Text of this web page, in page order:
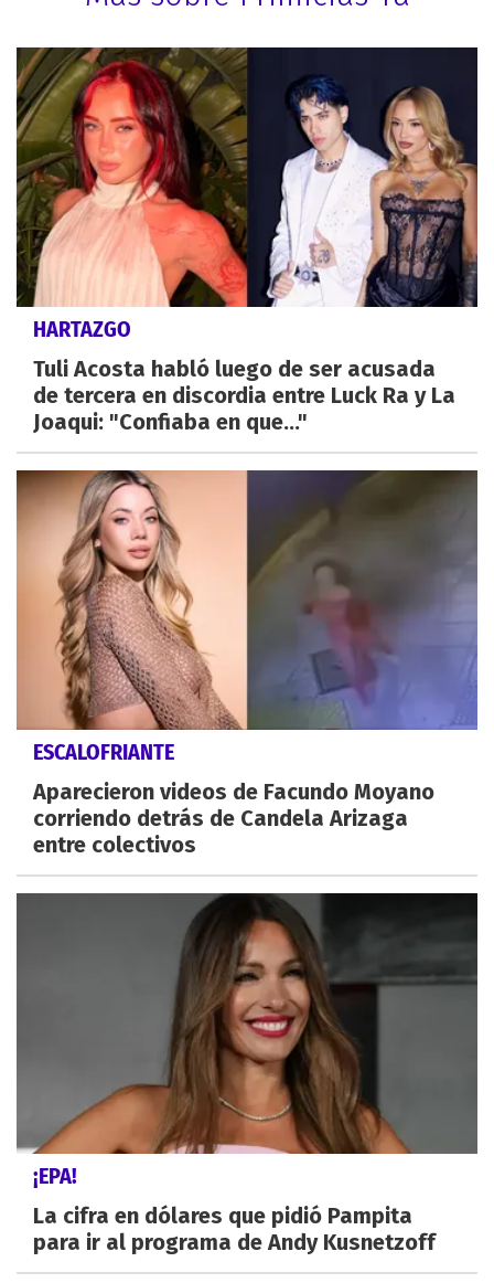
HARTAZGO
Tuli Acosta habló luego de ser acusada
de tercera en discordia entre Luck Ra y La
Joaqui: "Confiaba en que..."
ESCALOFRIANTE
Aparecieron videos de Facundo Moyano
corriendo detrás de Candela Arizaga
entre colectivos
¡EPA!
La cifra en dólares que pidió Pampita
para ir al programa de Andy Kusnetzoff